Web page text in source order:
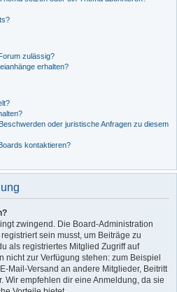
zulässig?
erhalten?
oder juristische Anfragen zu diesem
kontaktieren?
zwingend. Die Board-Administration
sein musst, um Beiträge zu
als registriertes Mitglied Zugriff auf
nicht zur Verfügung stehen: zum Beispiel
Mail-Versand an andere Mitglieder, Beitritt
Wir empfehlen dir eine Anmeldung, da sie